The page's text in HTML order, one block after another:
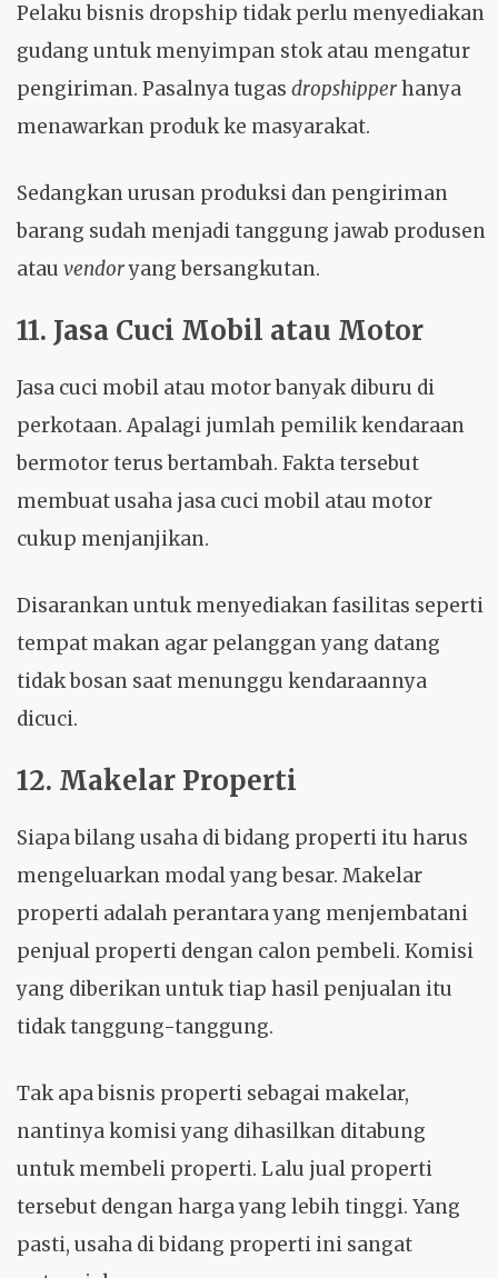
Pelaku bisnis dropship tidak perlu menyediakan
gudang untuk menyimpan stok atau mengatur
pengiriman. Pasalnya tugas dropshipperhanya
menawarkan produk ke masyarakat.
Sedangkan urusan produksi dan pengiriman
barang sudah menjadi tanggung jawab produsen
atau vendoryang bersangkutan.
11. Jasa Cuci Mobil atau Motor
Jasa cuci mobil atau motor banyak diburu di
perkotaan. Apalagi jumlah pemilik kendaraan
bermotor terus bertambah. Fakta tersebut
membuat usaha jasa cuci mobil atau motor
cukup menjanjikan.
Disarankan untuk menyediakan fasilitas seperti
tempat makan agar pelanggan yang datang
tidak bosan saat menunggu kendaraannya
dicuci.
12. Makelar Properti
Siapa bilang usaha di bidang properti itu harus
mengeluarkan modal yang besar. Makelar
properti adalah perantara yang menjembatani
penjual properti dengan calon pembeli. Komisi
yang diberikan untuk tiap hasil penjualan itu
tidak tanggung-tanggung.
Tak apa bisnis properti sebagai makelar,
nantinya komisi yang dihasilkan ditabung
untuk membeli properti. Lalu jual properti
tersebut dengan harga yang lebih tinggi. Yang
pasti, usaha di bidang properti ini sangat